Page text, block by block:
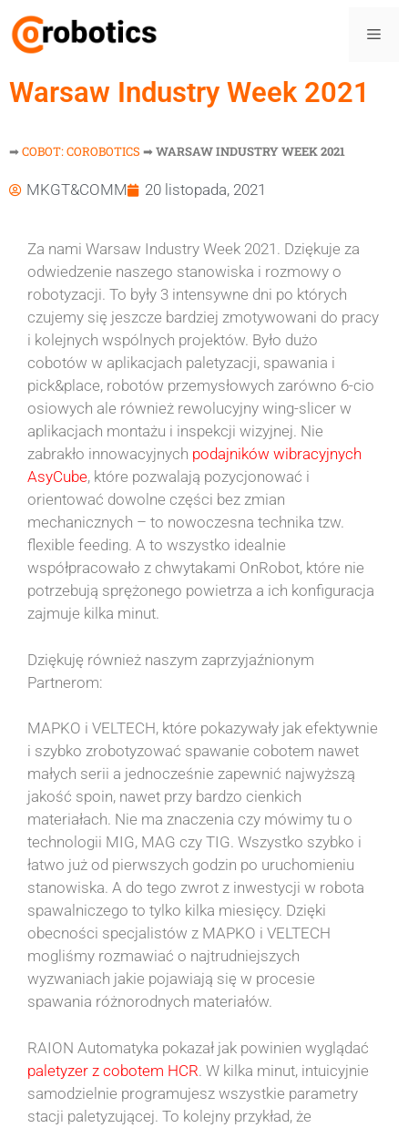
Warsaw Industry Week 2021
➡COBOT: COROBOTICS ➡WARSAW INDUSTRY WEEK 2021
MKGT&COMM 20 listopada, 2021
Za nami Warsaw Industry Week 2021. Dziękuje za
odwiedzenie naszego stanowiska i rozmowy o
robotyzacji. To były 3 intensywne dni po których
czujemy się jeszcze bardziej zmotywowani do pracy
i kolejnych wspólnych projektów. Było dużo
cobotów w aplikacjach paletyzacji, spawania i
pick&place, robotów przemysłowych zarówno 6-cio
osiowych ale również rewolucyjny wing-slicer w
aplikacjach montażu i inspekcji wizyjnej. Nie
zabrakło innowacyjnych podajników wibracyjnych
AsyCube, które pozwalają pozycjonować i
orientować dowolne części bez zmian
mechanicznych – to nowoczesna technika tzw.
flexible feeding. A to wszystko idealnie
współpracowało z chwytakami OnRobot, które nie
potrzebują sprężonego powietrza a ich konfiguracja
zajmuje kilka minut.
Dziękuję również naszym zaprzyjaźnionym
Partnerom:
MAPKO i VELTECH, które pokazywały jak efektywnie
i szybko zrobotyzować spawanie cobotem nawet
małych serii a jednocześnie zapewnić najwyższą
jakość spoin, nawet przy bardzo cienkich
materiałach. Nie ma znaczenia czy mówimy tu o
technologii MIG, MAG czy TIG. Wszystko szybko i
łatwo już od pierwszych godzin po uruchomieniu
stanowiska. A do tego zwrot z inwestycji w robota
spawalniczego to tylko kilka miesięcy. Dzięki
obecności specjalistów z MAPKO i VELTECH
mogliśmy rozmawiać o najtrudniejszych
wyzwaniach jakie pojawiają się w procesie
spawania różnorodnych materiałów.
RAION Automatyka pokazał jak powinien wyglądać
paletyzer z cobotem HCR. W kilka minut, intuicyjnie
samodzielnie programujesz wszystkie parametry
stacji paletyzującej. To kolejny przykład, że